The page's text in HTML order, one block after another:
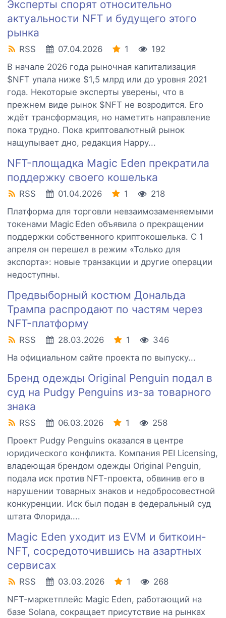
Эксперты спорят относительно
актуальности NFT и будущего этого
рынка
RSS 07.04.2026 1
192
В начале 2026 года рыночная капитализация
$NFT упала ниже $1,5 млрд или до уровня 2021
года. Некоторые эксперты уверены, что в
прежнем виде рынок $NFT не возродится. Его
ждёт трансформация, но наметить направление
пока трудно. Пока криптовалютный рынок
нащупывает дно, редакция Happy...
NFT-площадка Magic Eden прекратила
поддержку своего кошелька
RSS 01.04.2026 1
218
Платформа для торговли невзаимозаменяемыми
токенами Magic Eden объявила о прекращении
поддержки собственного криптокошелька. С 1
апреля он перешел в режим «Только для
экспорта»: новые транзакции и другие операции
недоступны.
Предвыборный костюм Дональда
Трампа распродают по частям через
NFT-платформу
RSS 28.03.2026 1
346
На официальном сайте проекта по выпуску...
Бренд одежды Original Penguin подал в
суд на Pudgy Penguins из-за товарного
знака
RSS 06.03.2026 1
258
Проект Pudgy Penguins оказался в центре
юридического конфликта. Компания PEI Licensing,
владеющая брендом одежды Original Penguin,
подала иск против NFT-проекта, обвинив его в
нарушении товарных знаков и недобросовестной
конкуренции. Иск был подан в федеральный суд
штата Флорида....
Magic Eden уходит из EVM и биткоин-
NFT, сосредоточившись на азартных
сервисах
RSS 03.03.2026 1
268
NFT-маркетплейс Magic Eden, работающий на
базе Solana, сокращает присутствие на рынках